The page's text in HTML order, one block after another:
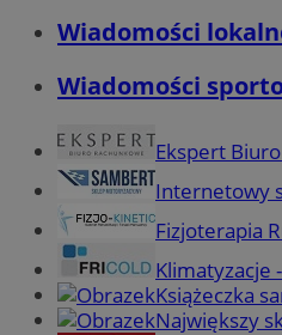
Wiadomości
Wiadomości
Ekspert
Internetowy
Fizjoterapia
Klimatyzacje
Książeczka
Największy